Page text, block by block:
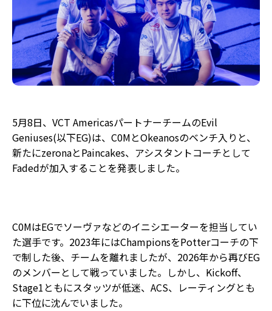
5月8日、VCT AmericasパートナーチームのEvil
Geniuses(以下EG)は、C0MとOkeanosのベンチ入りと、
新たにzeronaとPaincakes、アシスタントコーチとして
Fadedが加入することを発表しました。
C0MはEGでソーヴァなどのイニシエーターを担当してい
た選手です。2023年にはChampionsをPotterコーチの下
で制した後、チームを離れましたが、2026年から再びEG
のメンバーとして戦っていました。しかし、Kickoff、
Stage1ともにスタッツが低迷、ACS、レーティングとも
に下位に沈んでいました。